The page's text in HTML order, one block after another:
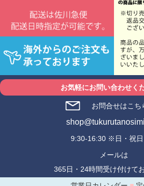
お気軽にお問い合わせく
お問合せはこち
9:30-16:30 ※日・祝日
メールは
365日・24時間受け付けて